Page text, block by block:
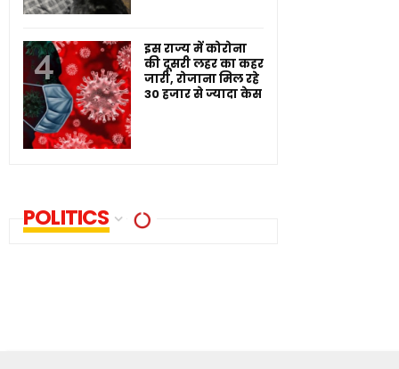
इस राज्य में कोरोना
की दूसरी लहर का कहर
जारी, रोजाना मिल रहे
30 हजार से ज्यादा केस
POLITICS